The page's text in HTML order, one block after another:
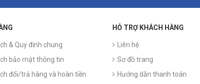
& Quy định chung
bảo mật thông tin
đổi/trả hàng và hoàn tiền
HỖ TRỢ KHÁCH HÀNG
Liên hệ
Sơ đồ trang
Hướng dẫn thanh toán